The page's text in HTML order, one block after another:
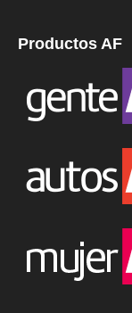
Productos AF